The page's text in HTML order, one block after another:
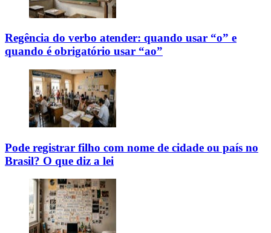
Regência do verbo atender: quando usar “o” e
quando é obrigatório usar “ao”
Pode registrar filho com nome de cidade ou país no
Brasil? O que diz a lei